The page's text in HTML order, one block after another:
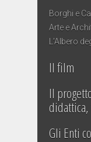
Borghi e
Arte e
L’Albero
Il film
Il
Gli Enti